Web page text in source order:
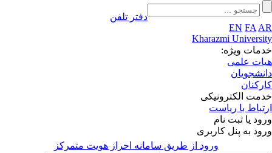
دفتر تلفن
EN FA AR
Kharazmi University
خدمات ویژه:
هیات علمی
دانشجویان
کارکنان
خدمت الکترونیکی
ارتباط با ریاست
ورود یا ثبت نام
ورود به پنل کاربری
ورود از طريق سامانه احراز هويت متمركز